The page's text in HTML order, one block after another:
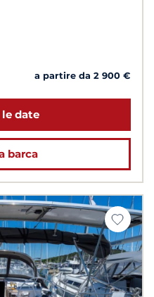
a partire da 2 900 €
date
barca